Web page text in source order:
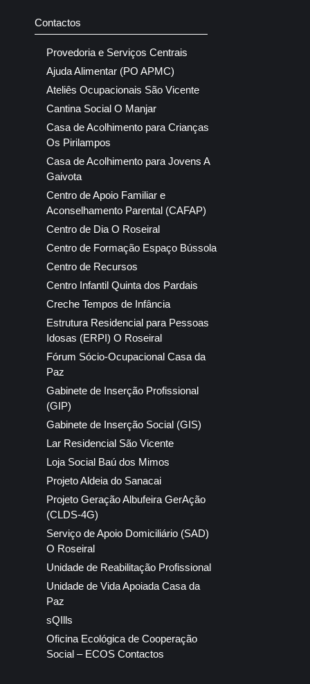
Contactos
Provedoria e Serviços Centrais
Ajuda Alimentar (PO APMC)
Ateliês Ocupacionais São Vicente
Cantina Social O Manjar
Casa de Acolhimento para Crianças
Os Pirilampos
Casa de Acolhimento para Jovens A
Gaivota
Centro de Apoio Familiar e
Aconselhamento Parental (CAFAP)
Centro de Dia O Roseiral
Centro de Formação Espaço Bússola
Centro de Recursos
Centro Infantil Quinta dos Pardais
Creche Tempos de Infância
Estrutura Residencial para Pessoas
Idosas (ERPI) O Roseiral
Fórum Sócio-Ocupacional Casa da
Paz
Gabinete de Inserção Profissional
(GIP)
Gabinete de Inserção Social (GIS)
Lar Residencial São Vicente
Loja Social Baú dos Mimos
Projeto Aldeia do Sanacai
Projeto Geração Albufeira GerAção
(CLDS-4G)
Serviço de Apoio Domiciliário (SAD)
O Roseiral
Unidade de Reabilitação Profissional
Unidade de Vida Apoiada Casa da
Paz
sQIlls
Oficina Ecológica de Cooperação
Social – ECOS Contactos